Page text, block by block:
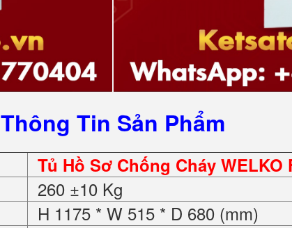
Thông Tin Sản Phẩm
Tủ Hồ Sơ Chống Cháy WELKO
260 ±10 Kg
H 1175 * W 515 * D 680 (mm)